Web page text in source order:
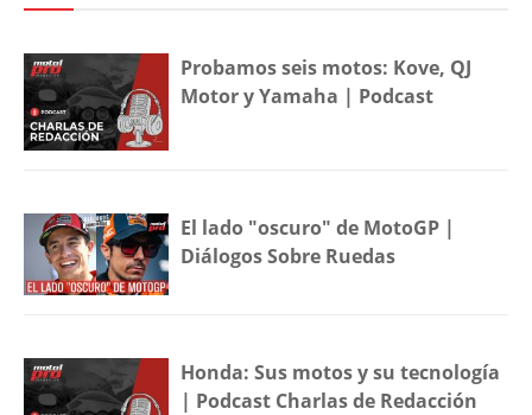
Probamos seis motos: Kove, QJ
Motor y Yamaha | Podcast
El lado "oscuro" de MotoGP |
Diálogos Sobre Ruedas
Honda: Sus motos y su tecnología
| Podcast Charlas de Redacción